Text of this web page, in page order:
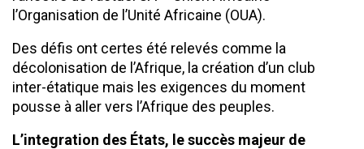
l’Organisation de l’Unité Africaine (OUA).
Des défis ont certes été relevés comme la
décolonisation de l’Afrique, la création d’un club
inter-étatique mais les exigences du moment
pousse à aller vers l’Afrique des peuples.
L’integration des États, le succès majeur de